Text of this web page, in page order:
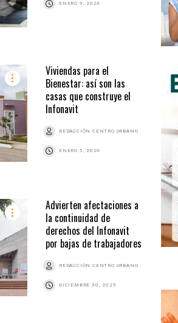
ENERO 9, 2026
Viviendas para el
Bienestar: así son las
casas que construye el
Infonavit
REDACCIÓN CENTRO URBANO
ENERO 5, 2026
Advierten afectaciones a
la continuidad de
derechos del Infonavit
por bajas de trabajadores
REDACCIÓN CENTRO URBANO
DICIEMBRE 30, 2025